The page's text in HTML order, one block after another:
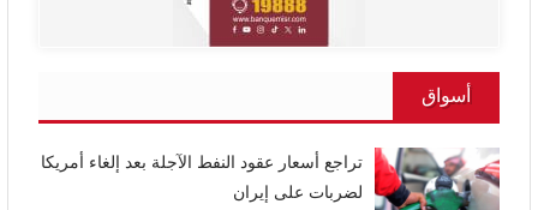
أسواق
تراجع أسعار عقود النفط الآجلة بعد إلغاء أمريكا
لضربات على إيران